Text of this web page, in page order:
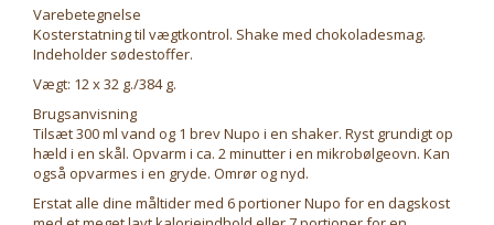
Varebetegnelse
Kosterstatning til vægtkontrol. Shake med chokoladesmag.
Indeholder sødestoffer.
Vægt: 12 x 32 g./384 g.
Brugsanvisning
Tilsæt 300 ml vand og 1 brev Nupo i en shaker. Ryst grundigt op
hæld i en skål. Opvarm i ca. 2 minutter i en mikrobølgeovn. Kan
også opvarmes i en gryde. Omrør og nyd.
Erstat alle dine måltider med 6 portioner Nupo for en dagskost